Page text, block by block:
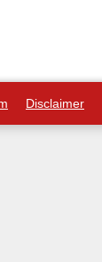
Disclaimer